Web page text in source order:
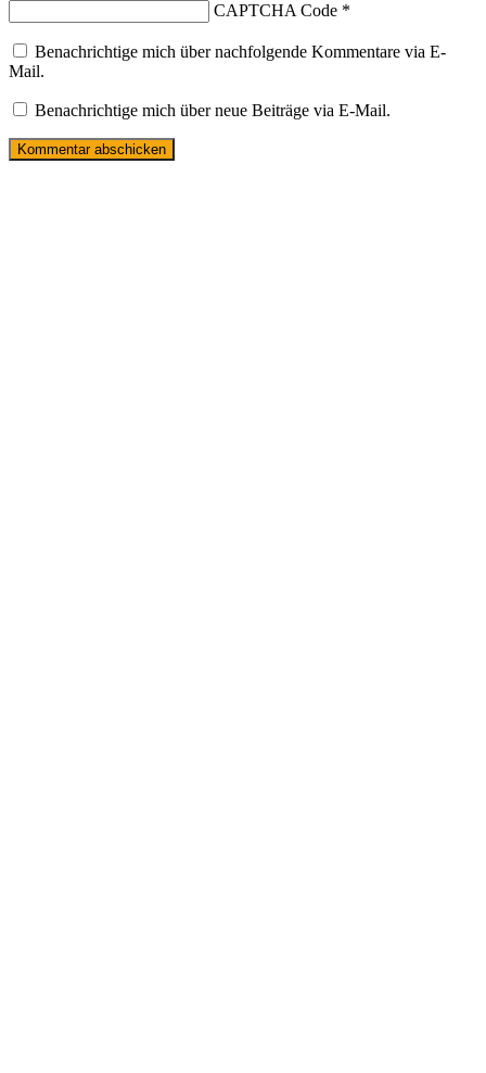
CAPTCHA Code *
Benachrichtige mich über nachfolgende Kommentare via E-
Mail.
Benachrichtige mich über neue Beiträge via E-Mail.